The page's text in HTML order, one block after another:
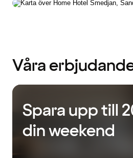
Våra
Spara upp till
din weekend